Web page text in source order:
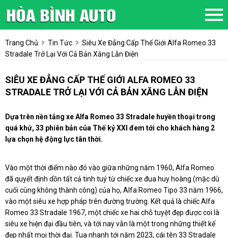
Trang Chủ Tin Tức
Siêu Xe Đẳng Cấp Thế Giới Alfa Romeo 33
Stradale Trở Lại Với Cả Bản Xăng Lẫn Điện
SIÊU XE ĐẲNG CẤP THẾ GIỚI ALFA ROMEO 33
STRADALE TRỞ LẠI VỚI CẢ BẢN XĂNG LẪN ĐIỆN
Dựa trên nền tảng xe Alfa Romeo 33 Stradale huyền thoại trong
quá khứ, 33 phiên bản của Thế kỷ XXI đem tới cho khách hàng 2
lựa chọn hệ động lực tân thời.
Vào một thời điểm nào đó vào giữa những năm 1960, Alfa Romeo
đã quyết định dồn tất cả tinh tuý từ chiếc xe đua huy hoàng (mặc dù
cuối cùng không thành công) của họ, Alfa Romeo Tipo 33 năm 1966,
vào một siêu xe hợp pháp trên đường trường. Kết quả là chiếc Alfa
Romeo 33 Stradale 1967, một chiếc xe hai chỗ tuyệt đẹp được coi là
siêu xe hiện đại đầu tiên, và tới nay vẫn là một trong những thiết kế
đẹp nhất mọi thời đại. Tua nhanh tới năm 2023, cái tên 33 Stradale